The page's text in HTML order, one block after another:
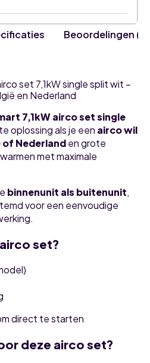
Beoordelingen (0)
set 7,1kW single split wit –
en Nederland
7,1kW airco set single
oplossing als je een airco wil
of Nederlanden grote
met maximale
binnenunit als buitenunit,
voor een eenvoudige
set?
direct te starten
deze airco set?